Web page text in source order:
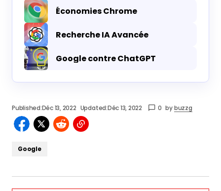
Google contre ChatGPT
Published:Déc 13, 2022 Updated: